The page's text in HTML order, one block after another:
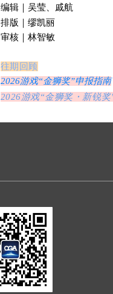
编辑｜ 吴莹、
戚航
排版
缪凯丽
审核｜ 林智敏
往期回顾
2026游戏“金狮奖”申报指南
2026游戏“金狮奖・新锐